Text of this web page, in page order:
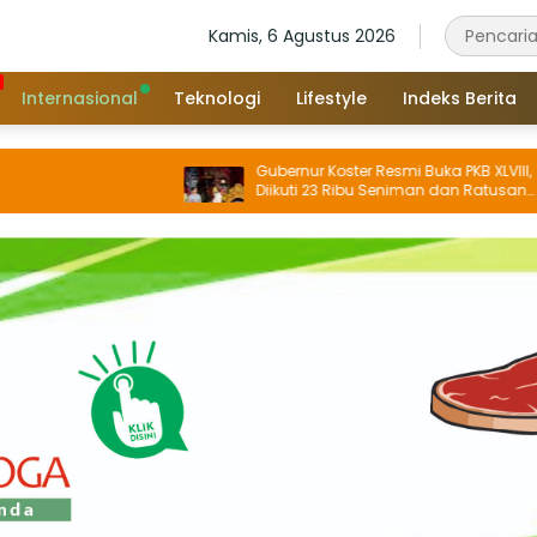
Kamis, 6 Agustus 2026
Internasional Teknologi Lifestyle Indeks Berita
Gubernur Koster Resmi Buka PKB XLVIII,
Diikuti 23 Ribu Seniman dan Ratusan
Sekaa, IKM/UMKM Digratiskan